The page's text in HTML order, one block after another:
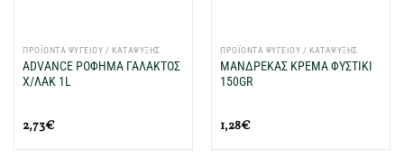
ΠΡΟΪΟΝΤΑ ΨΥΓΕΙΟΥ / ΚΑΤΑΨΥΞΗΣ
ADVANCE ΡΟΦΗΜΑ ΓΑΛΑΚΤΟΣ
Χ/ΛAK 1L
2,73€
ΠΡΟΪΟΝΤΑ ΨΥΓΕΙΟΥ / ΚΑΤΑΨΥΞΗΣ
ΜΑΝΔΡΕΚΑΣ ΚΡΕΜΑ ΦΥΣΤΙΚΙ
150GR
1,28€